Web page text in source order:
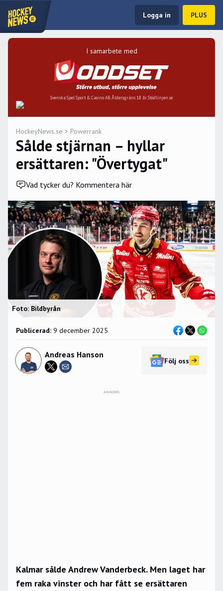
Logga in PLUS
I samarbete med
Svenska Spel Sport & Casino AB. Åldersgräns 18 år. Stödlinjen.se
HockeyNews.se > Powerrank
Sålde stjärnan – hyllar
ersättaren: "Övertygat"
Vad tycker du? Kommentera här
Foto: Bildbyrån
Publicerad: 9 december 2025
Andreas Hanson
Följ oss
ANNONS
Kalmar sålde Andrew Vanderbeck. Men laget har
fem raka vinster och har fått se ersättaren